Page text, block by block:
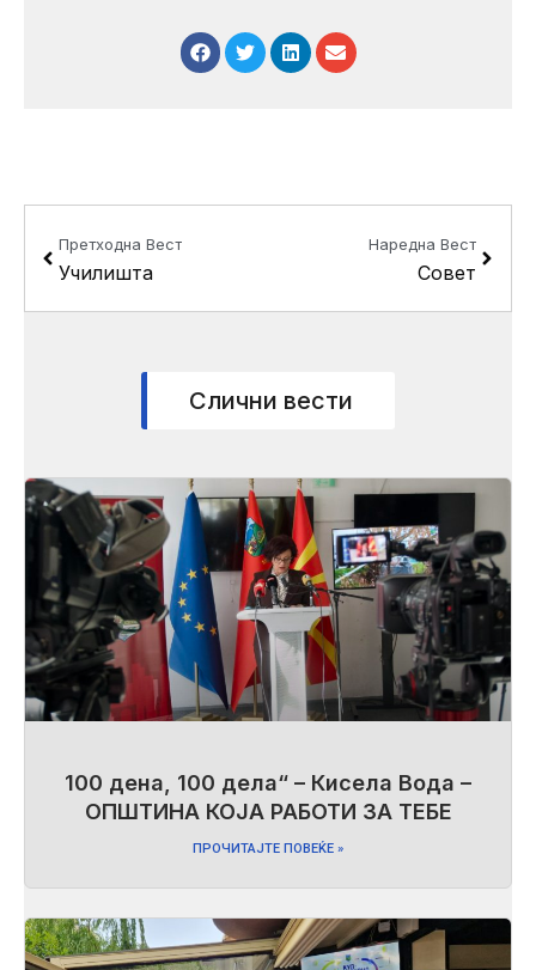
Претходна Вест
Училишта
Наредна Вест
Совет
Слични вести
100 дена, 100 дела“ – Кисела Вода –
ОПШТИНА КОЈА РАБОТИ ЗА ТЕБЕ
ПРОЧИТАЈТЕ ПОВЕЌЕ »